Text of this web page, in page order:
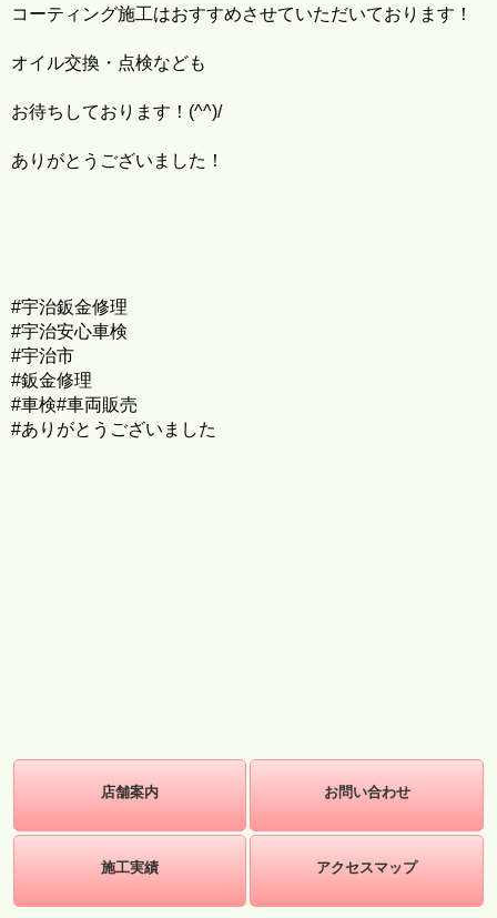
コーティング施工はおすすめさせていただいております！
オイル交換・点検なども
お待ちしております！(^^)/
ありがとうございました！
#宇治鈑金修理
#宇治安心車検
#宇治市
#鈑金修理
#車検#車両販売
#ありがとうございました
店舗案内 お問い合わせ
施工実績 アクセスマップ